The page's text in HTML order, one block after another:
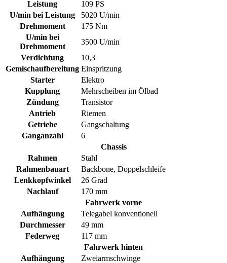
Leistung
109 PS
U/min bei Leistung
5020 U/min
Drehmoment
175 Nm
U/min bei
Drehmoment
3500 U/min
Verdichtung
10,3
Gemischaufbereitung Einspritzung
Starter
Elektro
Kupplung
Mehrscheiben im Ölbad
Zündung
Transistor
Antrieb
Riemen
Getriebe
Gangschaltung
Ganganzahl
6
Chassis
Rahmen
Stahl
Rahmenbauart
Backbone, Doppelschleife
Lenkkopfwinkel
26 Grad
Nachlauf
170 mm
Fahrwerk vorne
Aufhängung
Telegabel konventionell
Durchmesser
49 mm
Federweg
117 mm
Fahrwerk hinten
Aufhängung
Zweiarmschwinge